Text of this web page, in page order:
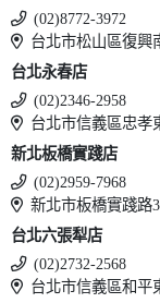
(02)8772-3972
台北市松山區復興
台北永春店
(02)2346-2958
台北市信義區忠孝
新北板橋實踐店
(02)2959-7968
新北市板橋實踐路
台北六張犁店
(02)2732-2568
台北市信義區和平